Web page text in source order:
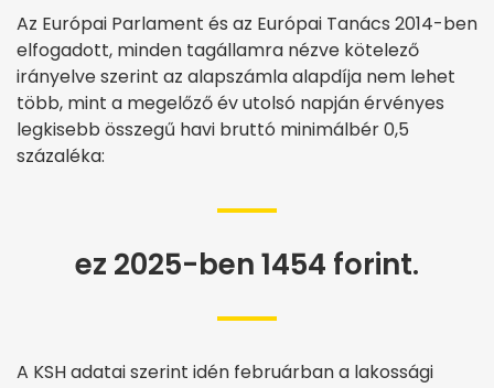
Az Európai Parlament és az Európai Tanács 2014-ben
elfogadott, minden tagállamra nézve kötelező
irányelve szerint az alapszámla alapdíja nem lehet
több, mint a megelőző év utolsó napján érvényes
legkisebb összegű havi bruttó minimálbér 0,5
százaléka:
ez 2025-ben 1454 forint.
A KSH adatai szerint idén februárban a lakossági